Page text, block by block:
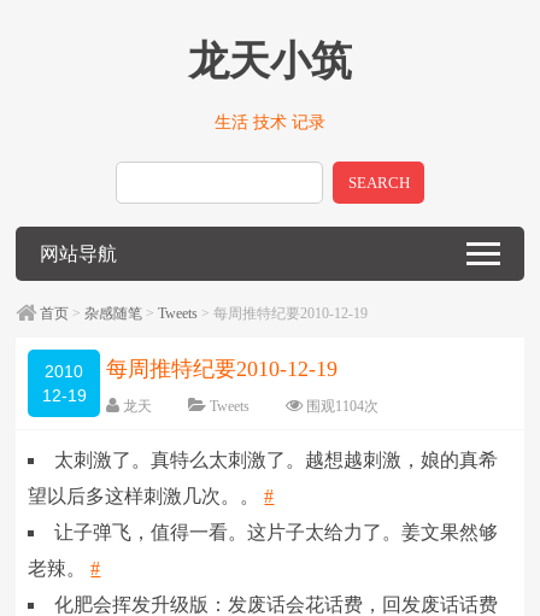
龙天小筑
生活 技术 记录
SEARCH
网站导航
首页 >杂感随笔 >Tweets > 每周推特纪要2010-12-19
2010
12-19
每周推特纪要2010-12-19
龙天 Tweets 围观1104次
字体：大 中 小
太刺激了。真特么太刺激了。越想越刺激，娘的真希
望以后多这样刺激几次。。#
让子弹飞，值得一看。这片子太给力了。姜文果然够
老辣。#
化肥会挥发升级版：发废话会花话费，回发废话话费